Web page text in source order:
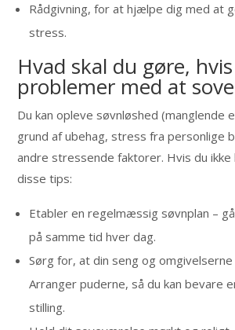
Rådgivning, for at hjælpe dig med at
stress.
Hvad skal du gøre,
problemer med at sove
Du kan opleve søvnløshed (manglende
grund af ubehag, stress fra personlige
andre stressende faktorer. Hvis du ikke
disse tips:
Etabler en regelmæssig søvnplan –
på samme tid hver dag.
Sørg for, at din seng og
Arranger puderne, så du kan bevare
stilling.